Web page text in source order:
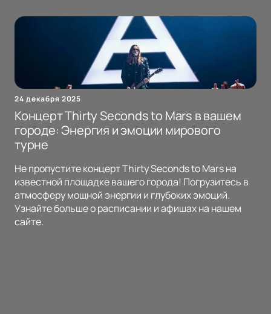
24 декабря 2025
Концерт Thirty Seconds to Mars в вашем
городе: Энергия и эмоции мирового
турне
Не пропустите концерт Thirty Seconds to Mars на
известной площадке вашего города! Погрузитесь в
атмосферу мощной энергии и глубоких эмоций.
Узнайте больше о расписании и афишах на нашем
сайте.